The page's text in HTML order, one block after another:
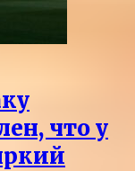
что у